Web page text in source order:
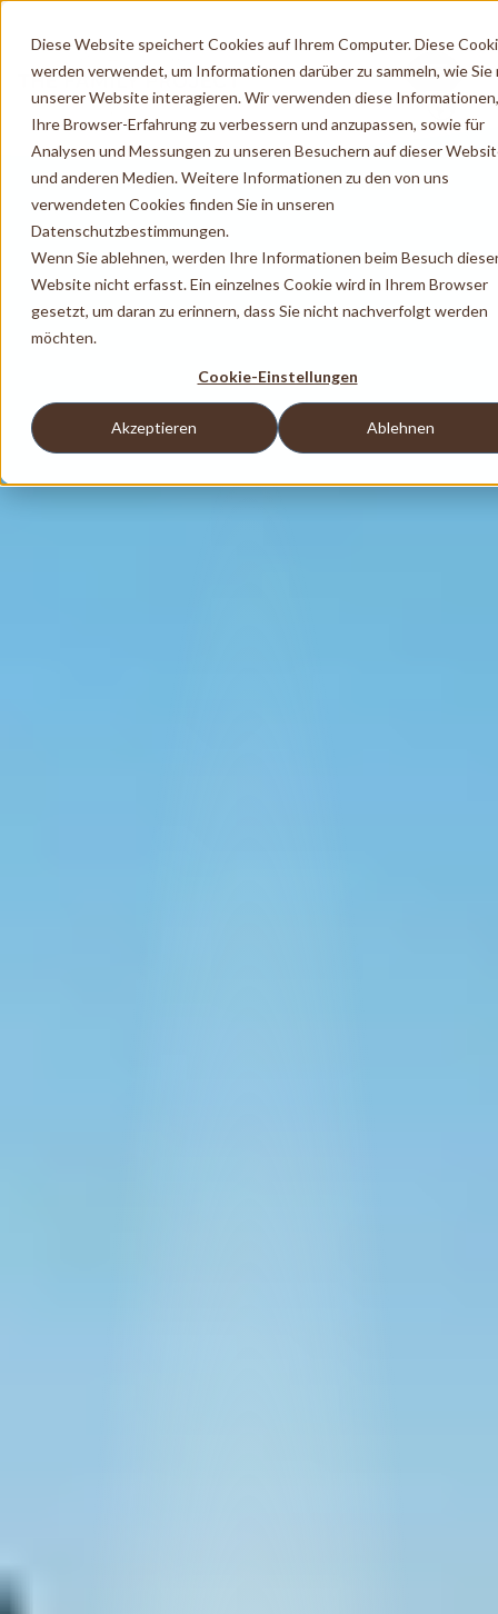
Diese Website speichert Cookies auf Ihrem Computer. Diese
werden verwendet, um Informationen darüber zu sammeln, wie Sie
unserer Website interagieren. Wir verwenden diese
Ihre Browser-Erfahrung zu verbessern und anzupassen, sowie für
Analysen und Messungen zu unseren Besuchern auf dieser
und anderen Medien. Weitere Informationen zu den von uns
verwendeten Cookies finden Sie in unseren
Datenschutzbestimmungen.
Wenn Sie ablehnen, werden Ihre Informationen beim Besuch
Website nicht erfasst. Ein einzelnes Cookie wird in Ihrem Browser
gesetzt, um daran zu erinnern, dass Sie nicht nachverfolgt werden
möchten.
Cookie-Einstellungen
Akzeptieren Ablehnen